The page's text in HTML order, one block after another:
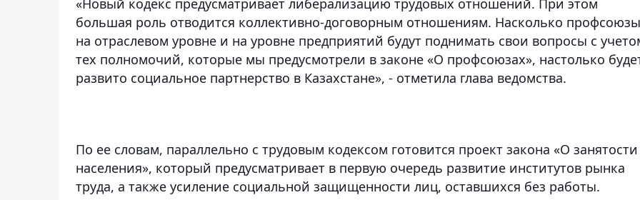
большая роль отводится коллективно-договорным отношениям. Насколько профсоюзы
на отраслевом уровне и на уровне предприятий будут поднимать свои вопросы с
тех полномочий, которые мы предусмотрели в законе «О профсоюзах», настолько
развито социальное партнерство в Казахстане», - отметила глава ведомства.
По ее словам, параллельно с трудовым кодексом готовится проект закона «О занятости
населения», который предусматривает в первую очередь развитие институтов рынка
труда, а также усиление социальной защищенности лиц, оставшихся без работы.